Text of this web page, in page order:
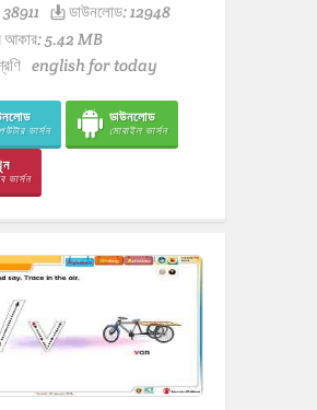
38911
ডাউনলোড: 12948
আকার: 5.42 MB
english for today
ভার্সন
ডাউনলোড
মোবাইল ভার্সন
ভার্সন